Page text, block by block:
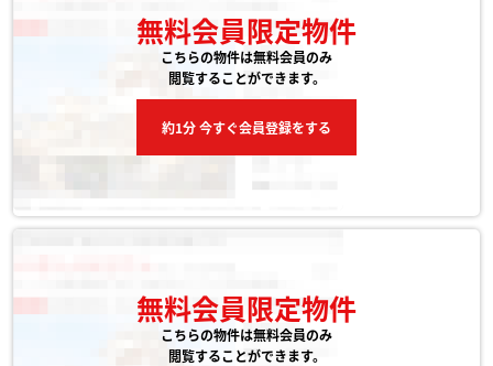
無料会員限定物件
こちらの物件は無料会員のみ
閲覧することができます。
約1分 今すぐ会員登録をする
無料会員限定物件
こちらの物件は無料会員のみ
閲覧することができます。